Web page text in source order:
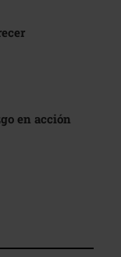
en acción